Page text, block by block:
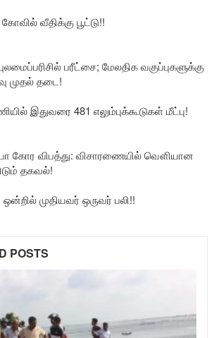
வீதிக்கு பூட்டு!!
பரீட்சை; மேலதிக வகுப்புகளுக்கு
முதல் தடை!
இதுவரை 481 எலும்புக்கூடுகள் மீட்பு!
கோர விபத்து: விசாரணையில் வௌியான
தகவல்!
ஒன்றில் முதியவர் ஒருவர் பலி!!
POSTS